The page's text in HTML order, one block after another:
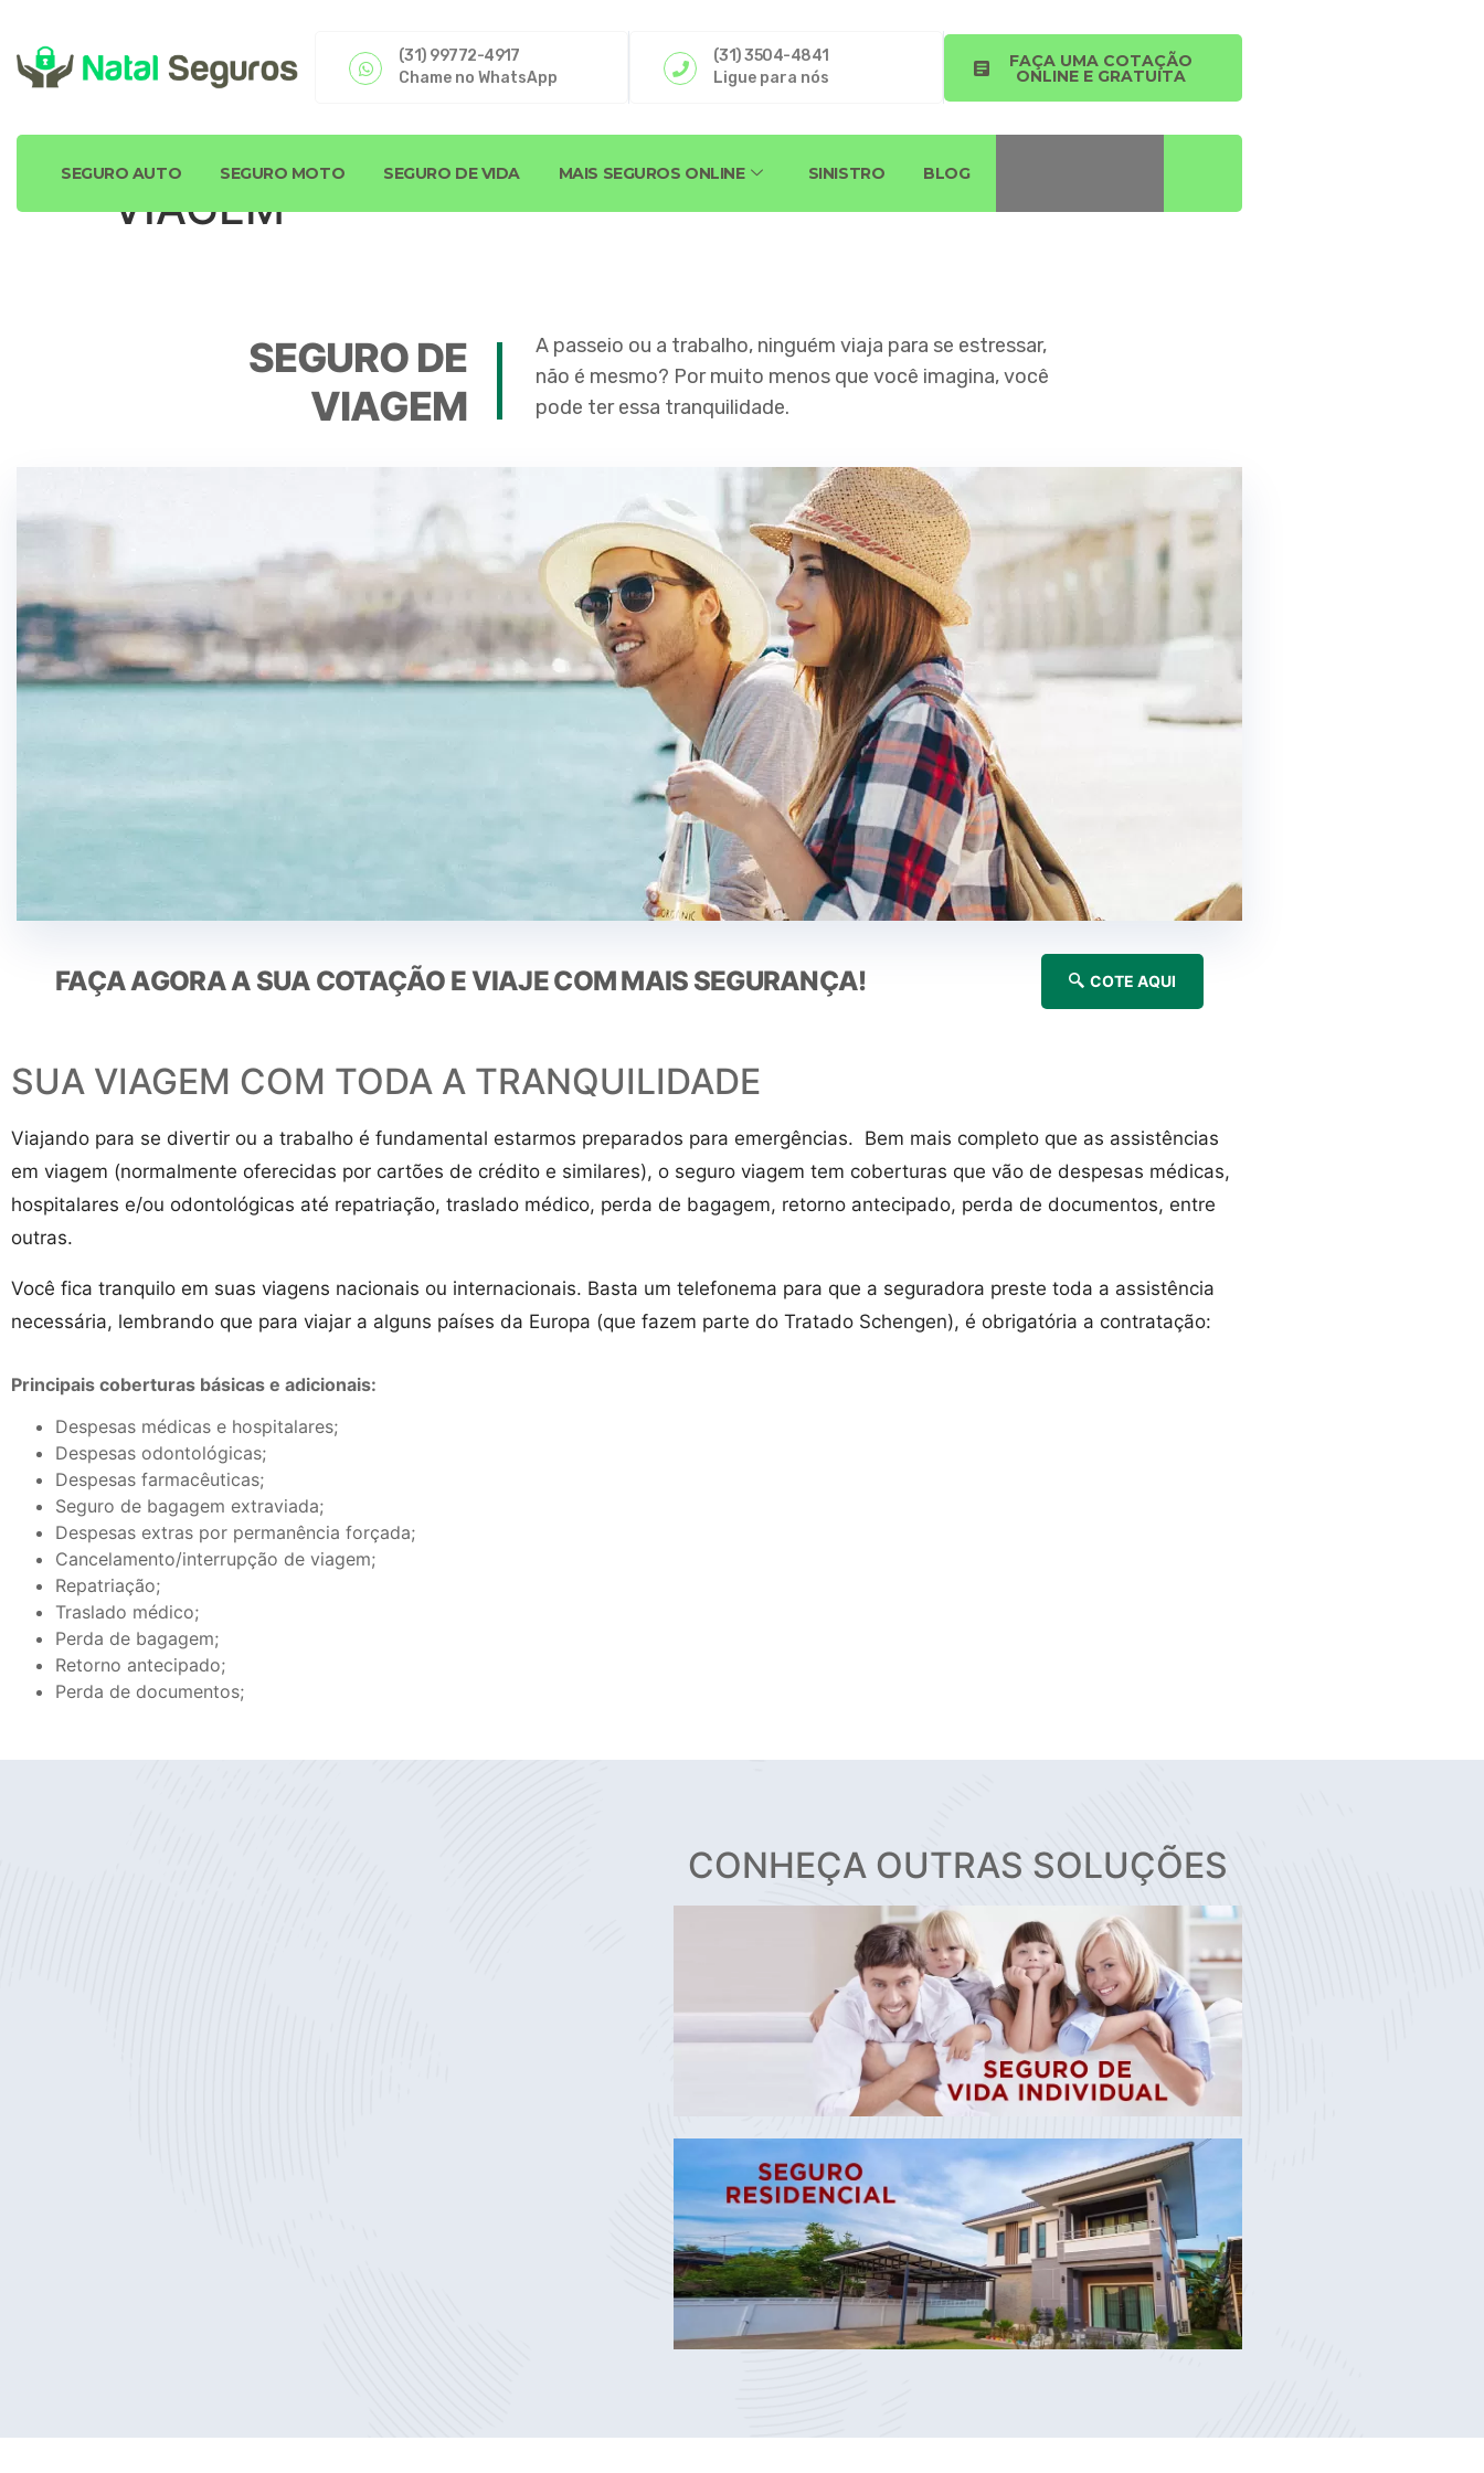
(31) 99772-4917
Chame no WhatsApp
(31) 3504-4841
Ligue para nós
FAÇA UMA COTAÇÃO
ONLINE E GRATUITA
SEGURO AUTO SEGURO MOTO SEGURO DE VIDA MAIS SEGUROS ONLINE SINISTRO BLOG
VIAGEM
SEGURO DE
VIAGEM
A passeio ou a trabalho, ninguém viaja para se estressar,
não é mesmo? Por muito menos que você imagina, você
pode ter essa tranquilidade.
FAÇA AGORA A SUA COTAÇÃO E VIAJE COM MAIS SEGURANÇA! COTE AQUI
SUA VIAGEM COM TODA A TRANQUILIDADE
Viajando para se divertir ou a trabalho é fundamental estarmos preparados para emergências. Bem mais completo que as assistências
em viagem (normalmente oferecidas por cartões de crédito e similares), o seguro viagem tem coberturas que vão de despesas médicas,
hospitalares e/ou odontológicas até repatriação, traslado médico, perda de bagagem, retorno antecipado, perda de documentos, entre
outras.
Você fica tranquilo em suas viagens nacionais ou internacionais. Basta um telefonema para que a seguradora preste toda a assistência
necessária, lembrando que para viajar a alguns países da Europa (que fazem parte do Tratado Schengen), é obrigatória a contratação:
Principais coberturas básicas e adicionais:
Despesas médicas e hospitalares;
Despesas odontológicas;
Despesas farmacêuticas;
Seguro de bagagem extraviada;
Despesas extras por permanência forçada;
Cancelamento/interrupção de viagem;
Repatriação;
Traslado médico;
Perda de bagagem;
Retorno antecipado;
Perda de documentos;
CONHEÇA OUTRAS SOLUÇÕES